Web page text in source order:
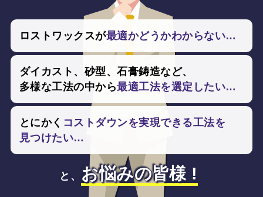
ロストワックスが最適かどうかわからない…
ダイカスト、砂型、石膏鋳造など、
多様な工法の中から最適工法を選定したい…
とにかく コストダウンを実現できる工法を
見つけたい…
と、 お悩みの皆様 !